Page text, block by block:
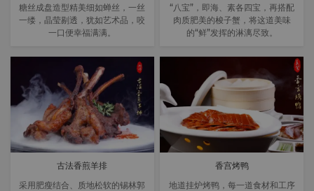
糖丝成盘造型精美细如蝉丝，一丝
一缕，晶莹剔透，犹如艺术品，咬
一口便幸福满满。
“八宝”，即海、素各四宝，再搭配
肉质肥美的梭子蟹，将这道美味
的“鲜”发挥的淋漓尽致。
古法香煎羊排
采用肥瘦结合、质地松软的锡林郭
香宫烤鸭
地道挂炉烤鸭，每一道食材和工序